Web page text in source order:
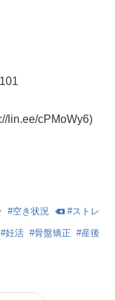
lin.ee/cPMoWy6)
#空き状況 #ストレ
#妊活 #骨盤矯正 #産後